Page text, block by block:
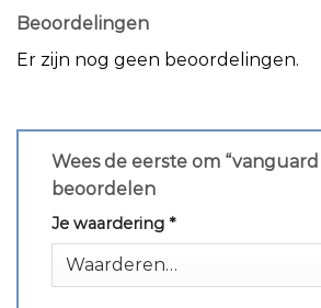
Beoordelingen
Er zijn nog geen beoordelingen.
Wees de eerste om
beoordelen
Je waardering *